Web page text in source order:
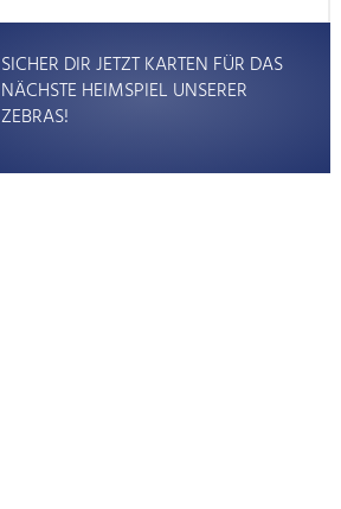
SICHER DIR JETZT KARTEN FÜR DAS
NÄCHSTE HEIMSPIEL UNSERER
ZEBRAS!